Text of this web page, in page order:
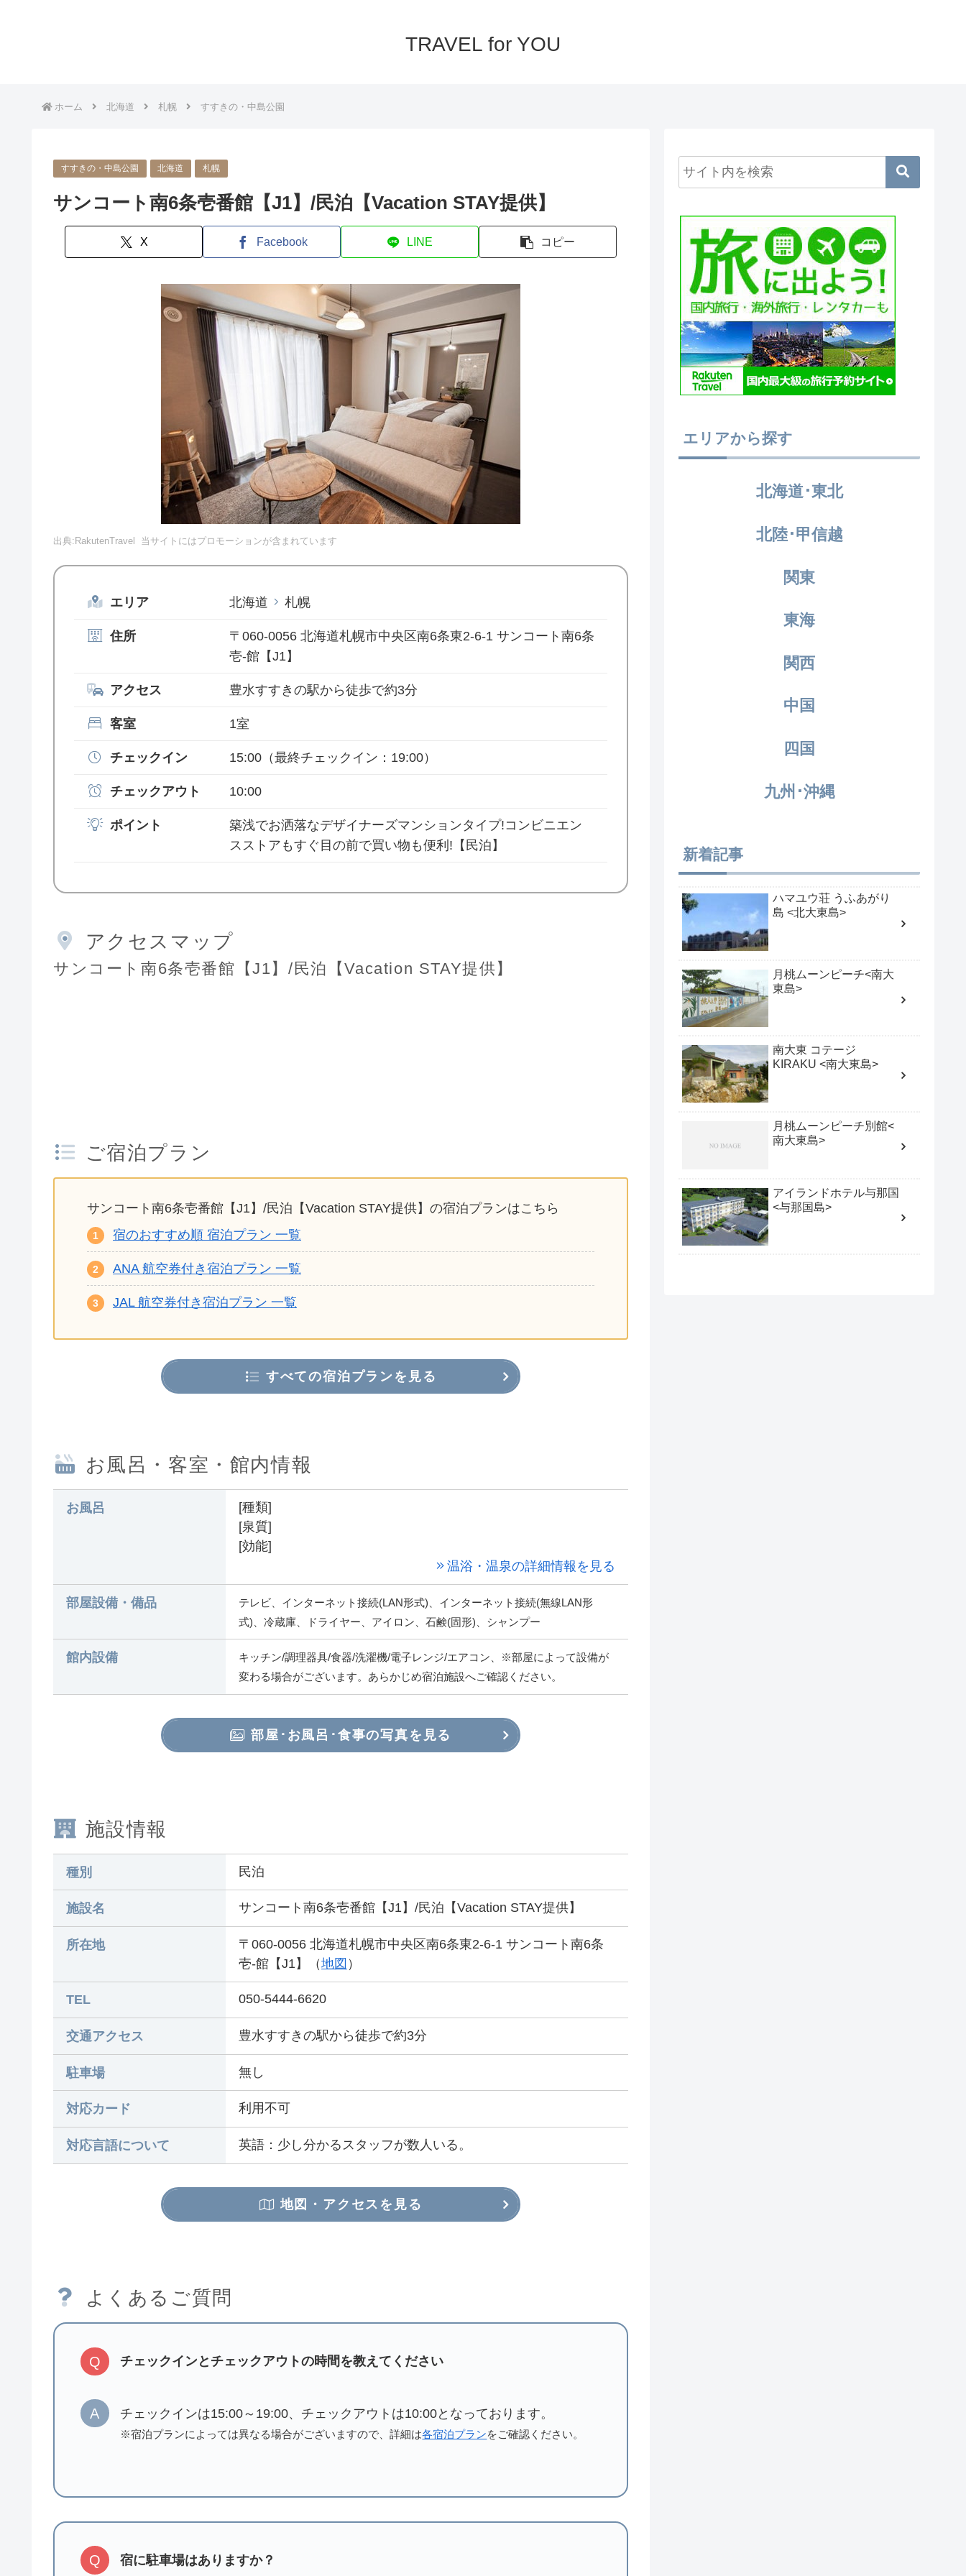
TRAVEL for YOU
ホーム 北海道 札幌 すすきの・中島公園
すすきの・中島公園 北海道 札幌
サンコート南6条壱番館【J1】/民泊【Vacation STAY提供】
X Facebook LINE コピー
出典:RakutenTravel 当サイトにはプロモーションが含まれています
エリア 北海道 札幌
住所
〒060-0056 北海道札幌市中央区南6条東2-6-1 サンコート南6条
壱-館【J1】
アクセス 豊水すすきの駅から徒歩で約3分
客室 1室
チェックイン 15:00 （最終チェックイン：19:00）
チェックアウト 10:00
ポイント
築浅でお洒落なデザイナーズマンションタイプ!コンビニエン
スストアもすぐ目の前で買い物も便利!【民泊】
アクセスマップ
サンコート南6条壱番館【J1】/民泊【Vacation STAY提供】
ご宿泊プラン
サンコート南6条壱番館【J1】/民泊【Vacation STAY提供】の宿泊プランはこちら
宿のおすすめ順 宿泊プラン 一覧
ANA 航空券付き宿泊プラン 一覧
JAL 航空券付き宿泊プラン 一覧
すべての宿泊プランを見る
お風呂・客室・館内情報
お風呂
[種類]
[泉質]
[効能]
温浴・温泉の詳細情報を見る
部屋設備・備品
テレビ、インターネット接続(LAN形式)、インターネット接続(無線LAN形
式)、冷蔵庫、ドライヤー、アイロン、石鹸(固形)、シャンプー
館内設備
キッチン/調理器具/食器/洗濯機/電子レンジ/エアコン、※部屋によって設備が
変わる場合がございます。あらかじめ宿泊施設へご確認ください。
部屋･お風呂･食事の写真を見る
施設情報
種別 民泊
施設名 サンコート南6条壱番館【J1】/民泊【Vacation STAY提供】
所在地
〒060-0056 北海道札幌市中央区南6条東2-6-1 サンコート南6条
壱-館【J1】（地図 ）
TEL 050-5444-6620
交通アクセス 豊水すすきの駅から徒歩で約3分
駐車場 無し
対応カード 利用不可
対応言語について 英語：少し分かるスタッフが数人いる。
地図・アクセスを見る
よくあるご質問
Q チェックインとチェックアウトの時間を教えてください
A チェックインは15:00～19:00、チェックアウトは10:00となっております。
※宿泊プランによっては異なる場合がございますので、詳細は各宿泊プランをご確認ください。
Q 宿に駐車場はありますか？
エリアから探す
北海道･東北
北陸･甲信越
関東
東海
関西
中国
四国
九州･沖縄
新着記事
ハマユウ荘 うふあがり
島 <北大東島>
月桃ムーンピーチ<南大
東島>
南大東 コテージ
KIRAKU <南大東島>
月桃ムーンピーチ別館<
南大東島>
アイランドホテル与那国
<与那国島>